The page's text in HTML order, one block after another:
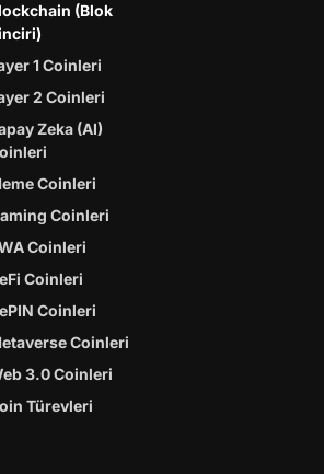
(Blok
1 Coinleri
2 Coinleri
Zeka (AI)
Coinleri
Coinleri
Coinleri
Coinleri
Coinleri
Coinleri
3.0 Coinleri
Türevleri